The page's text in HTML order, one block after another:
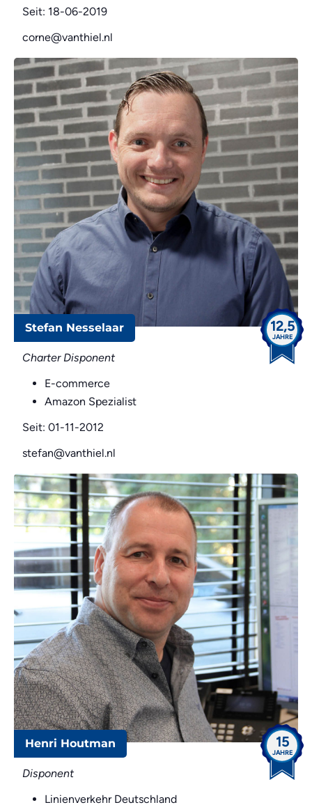
Seit: 18-06-2019
corne@vanthiel.nl
12,5
JAHRE
Stefan Nesselaar
Charter Disponent
E-commerce
Amazon Spezialist
Seit: 01-11-2012
stefan@vanthiel.nl
15
JAHRE
Henri Houtman
Disponent
Linienverkehr Deutschland